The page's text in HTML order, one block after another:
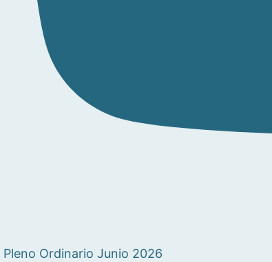
Pleno Ordinario Junio 2026